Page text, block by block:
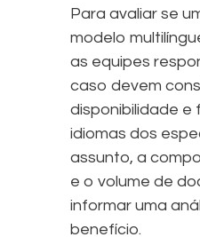
Para avaliar se
modelo
as equipes
caso devem
disponibilidade e
idiomas dos
assunto, a
e o volume de
informar uma
benefício.